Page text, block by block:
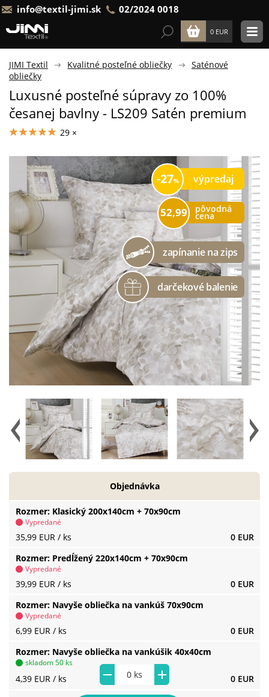
info@textil-jimi.sk 02/2024 0018
0 EUR
JIMI Textil Kvalitné posteľné obliečky
Saténové
obliečky
Luxusné posteľné súpravy zo 100%
česanej bavlny - LS209 Satén premium
29 ×
výpredaj
27
pôvodná
cena
52,99
Rozmer Klasický 200x140cm + 70x90cm
35,99 EUR / ks 0 EUR
Vypredané
Rozmer Predĺžený 220x140cm + 70x90cm
39,99 EUR / ks 0 EUR
Vypredané
Rozmer Navyše obliečka na vankúš 70x90cm
6,99 EUR / ks 0 EUR
Vypredané
Rozmer Navyše obliečka na vankúšik 40x40cm
4,39 EUR / ks 0 EUR
skladom 50 ks
Objednávka